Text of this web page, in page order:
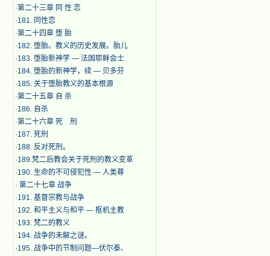
·第二十三章 同 性 恋
·181. 同性恋
·第二十四章 堕 胎
·182. 堕胎。教义的历史发展。胎儿
·183. 堕胎新神学 — 法国耶稣会士
·184. 堕胎的新神学，续 — 贝多芬
·185. 关于堕胎教义的基本根源
·第二十五章 自 杀
·186. 自杀
·第二十六章 死 刑
·187. 死刑
·188. 反对死刑。
·189.梵二后教会关于死刑的教义变革
·190. 生命的不可侵犯性 — 人类尊
· 第二十七章 战争
·191. 基督宗教与战争
·192. 和平主义与和平 — 枢机主教
·193. 梵二的教义
·194. 战争的未解之谜。
·195. 战争中的节制问题—伏尔泰、